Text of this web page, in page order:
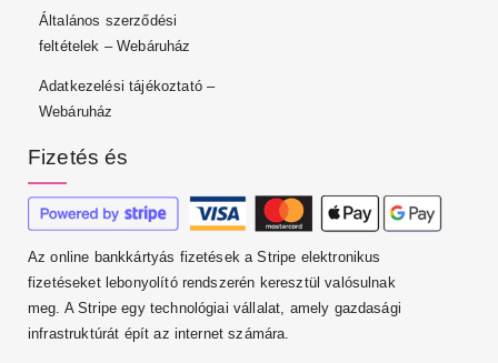
Általános szerződési
feltételek – Webáruház
Adatkezelési tájékoztató –
Webáruház
Fizetés és
Az online bankkártyás fizetések a Stripe elektronikus
fizetéseket lebonyolító rendszerén keresztül valósulnak
meg. A Stripe egy technológiai vállalat, amely gazdasági
infrastruktúrát épít az internet számára.